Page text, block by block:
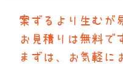
案ずるより生むが
お見積りは無料で
まずは、お気軽に